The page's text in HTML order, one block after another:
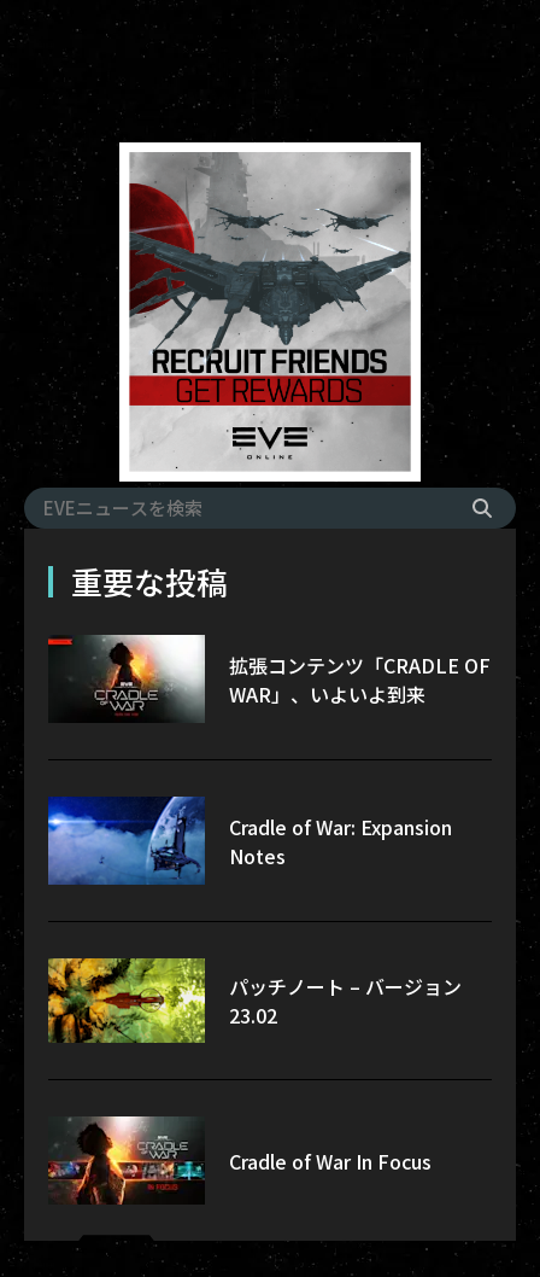
重要な投稿
拡張コンテンツ「CRADLE OF
WAR」、いよいよ到来
Cradle of War: Expansion
Notes
パッチノート – バージョン
23.02
Cradle of War In Focus